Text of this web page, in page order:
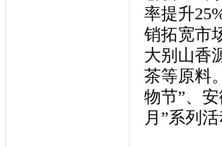
率提升
销拓宽市
大别山香
茶等原料
物节”、
月”系列